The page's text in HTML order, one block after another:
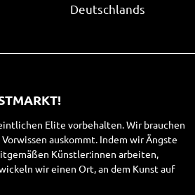
Deutschlands
Elite vorbehalten. Wir brauchen
auskommt. Indem wir Ängste
Künstler:innen arbeiten,
wir einen Ort, an dem Kunst auf